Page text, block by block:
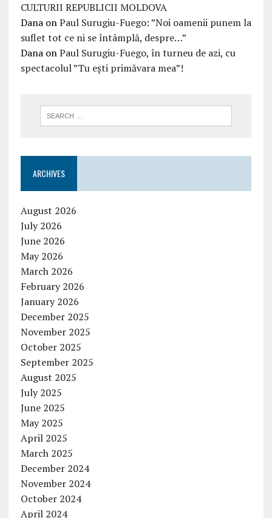
CULTURII REPUBLICII MOLDOVA
DanaonPaul Surugiu-Fuego: ”Noi oamenii punem la
suflet tot ce ni se întâmplă, despre…”
DanaonPaul Surugiu-Fuego, în turneu de azi, cu
spectacolul ”Tu ești primăvara mea”!
ARCHIVES
August 2026
July 2026
June 2026
May 2026
March 2026
February 2026
January 2026
December 2025
November 2025
October 2025
September 2025
August 2025
July 2025
June 2025
May 2025
April 2025
March 2025
December 2024
November 2024
October 2024
April 2024